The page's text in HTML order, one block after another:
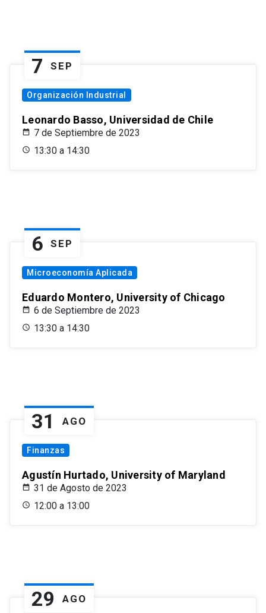
7 SEP
Organización Industrial
Leonardo Basso, Universidad de Chile
7 de Septiembre de 2023
13:30 a 14:30
6 SEP
Microeconomía Aplicada
Eduardo Montero, University of Chicago
6 de Septiembre de 2023
13:30 a 14:30
31 AGO
Finanzas
Agustín Hurtado, University of Maryland
31 de Agosto de 2023
12:00 a 13:00
29 AGO